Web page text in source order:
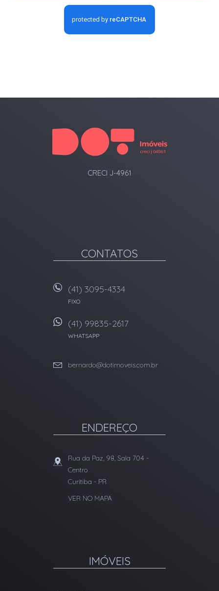
CRECI J-4961
CONTATOS
(41) 3095-4334
FIXO
(41) 99835-2617
WHATSAPP
bernardo@dotimoveis.com.br
ENDEREÇO
Rua da Paz, 98, Sala 704 -
Centro
Curitiba - PR
VER NO MAPA
IMÓVEIS